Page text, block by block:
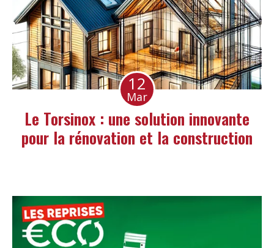
12
Mar
Le Torsinox : une solution innovante
pour la rénovation et la construction